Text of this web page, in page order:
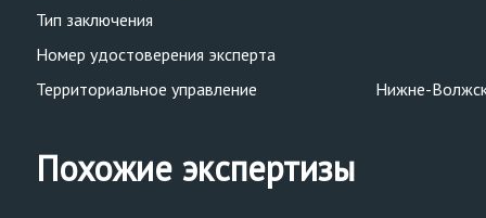
Тип заключения
Номер удостоверения эксперта
Территориальное управление
Нижне-
Похожие экспертизы